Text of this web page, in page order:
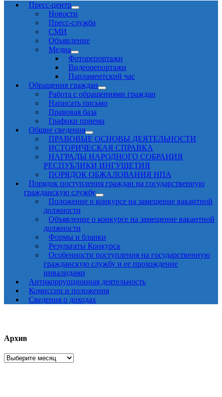
Пресс-центр
Новости
Пресс-служба
СМИ
Объявление
Медиа
Фоторепортажи
Видеорепортажи
Парламентский час
Обращения граждан
Работа с обращениями граждан
Написать письмо
Правовая база
Графики приема
Общие сведения
ПРАВОВЫЕ ОСНОВЫ ДЕЯТЕЛЬНОСТИ
ИСТОРИЧЕСКАЯ СПРАВКА
НАГРАДЫ НАРОДНОГО СОБРАНИЯ
РЕСПУБЛИКИ ИНГУШЕТИЯ
ПОРЯДОК ОБЖАЛОВАНИЯ НПА
Порядок поступления граждан на государственную
гражданскую службу
Положение о конкурсе на замещение вакантной
должности
Объявление о конкурсе на замещение вакантной
должности
Формы и бланки
Результаты Конкурса
Особенности поступления на государственную
гражданскую службу и ее прохождение
инвалидами
Антикоррупционная деятельность
Комиссии и положения
Сведения о доходах
Архив
Архив